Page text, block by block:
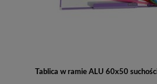
Tablica w ramie ALU 60x50